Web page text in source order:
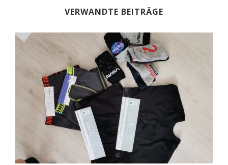
VERWANDTE BEITRÄGE